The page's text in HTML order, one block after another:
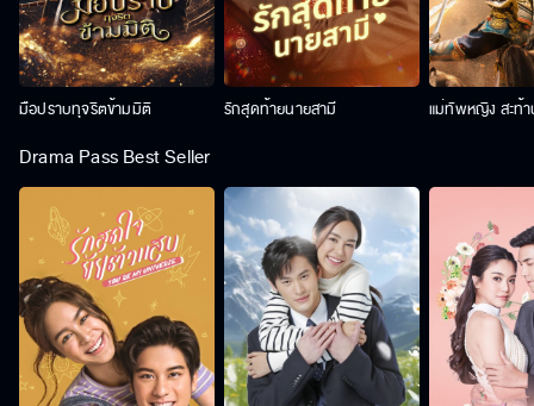
มือปราบทุจริตข้ามมิติ รักสุดท้ายนายสามี แม่ทัพหญิง สะท้
Drama Pass Best Seller